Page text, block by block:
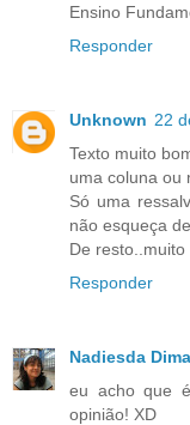
Ensino
Responder
Unknown 22
Texto muito
uma coluna ou
Só uma
não esqueça
De resto..muito
Responder
Nadiesda
eu acho que
opinião! XD